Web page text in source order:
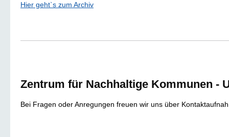
Hier geht`s zum Archiv
Zentrum für Nachhaltige Kommunen -
Bei Fragen oder Anregungen freuen wir uns über